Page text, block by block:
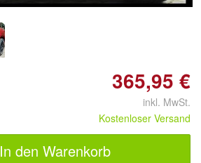
365,95 €
inkl. MwSt.
Kostenloser Versand
In den Warenkorb